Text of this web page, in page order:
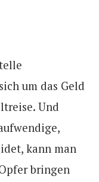
um das Geld
Und
kann man
bringen